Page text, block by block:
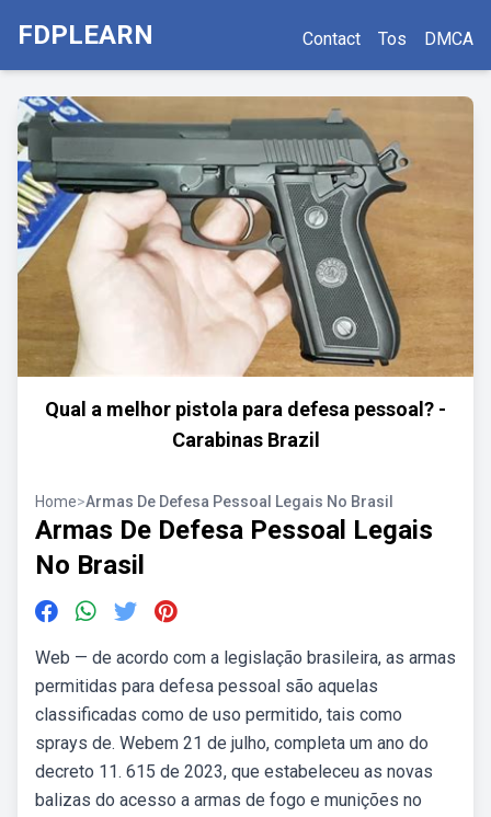
FDPLEARN Contact Tos DMCA
Qual a melhor pistola para defesa pessoal? -
Carabinas Brazil
Home>Armas De Defesa Pessoal Legais No Brasil
Armas De Defesa Pessoal Legais
No Brasil
Web — de acordo com a legislação brasileira, as armas
permitidas para defesa pessoal são aquelas
classificadas como de uso permitido, tais como
sprays de. Webem 21 de julho, completa um ano do
decreto 11. 615 de 2023, que estabeleceu as novas
balizas do acesso a armas de fogo e munições no